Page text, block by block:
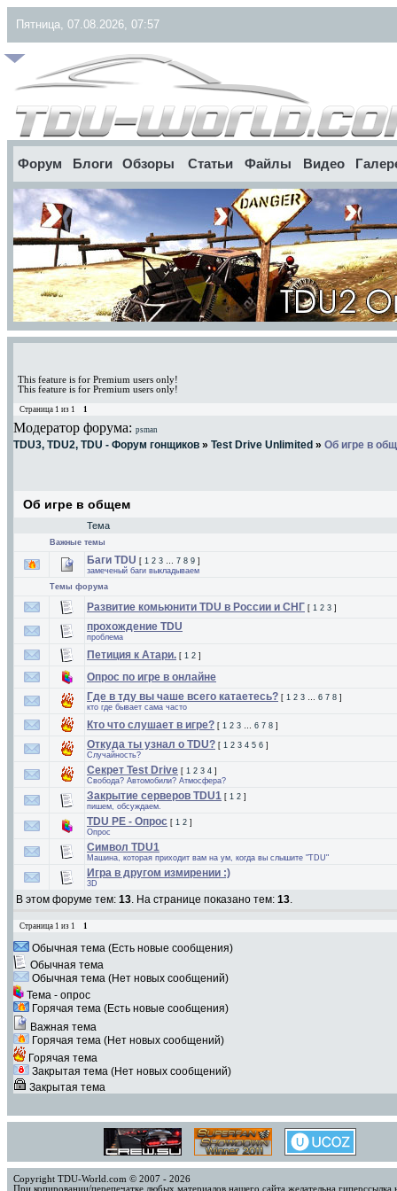
Пятница, 07.08.2026, 07:57
Форум Блоги Обзоры Статьи Файлы Видео
This feature is for Premium users only!
This feature is for Premium users only!
Страница 1 из 1 1
Модератор форума: psman
TDU3, TDU2, TDU - Форум гонщиков » Test Drive Unlimited » Об игре в
Об игре в общем
Тема
Важные темы
Баги TDU [ 1 2 3 … 7 8 9 ]
замеченый баги выкладываем
Темы форума
Развитие комьюнити TDU в России и СНГ [ 1 2 3 ]
прохождение TDU
проблема
Петиция к Атари. [ 1 2 ]
Опрос по игре в онлайне
Где в тду вы чаше всего катаетесь? [ 1 2 3 … 6 7 8 ]
кто где бывает сама часто
Кто что слушает в игре? [ 1 2 3 … 6 7 8 ]
Откуда ты узнал о TDU? [ 1 2 3 4 5 6 ]
Cлучайность?
Секрет Test Drive [ 1 2 3 4 ]
Свобода? Автомобили? Атмосфера?
Закрытие серверов TDU1 [ 1 2 ]
пишем, обсуждаем.
TDU PE - Опрос [ 1 2 ]
Опрос
Символ TDU1
Машина, которая приходит вам на ум, когда вы слышите "TDU"
Игра в другом измирении :)
3D
В этом форуме тем: 13. На странице показано тем: 13.
Страница 1 из 1 1
Обычная тема (Есть новые сообщения)
Обычная тема
Обычная тема (Нет новых сообщений)
Тема - опрос
Горячая тема (Есть новые сообщения)
Важная тема
Горячая тема (Нет новых сообщений)
Горячая тема
Закрытая тема (Нет новых сообщений)
Закрытая тема
Copyright TDU-World.com © 2007 - 2026
При копировании/перепечатке любых материалов нашего сайта желательна